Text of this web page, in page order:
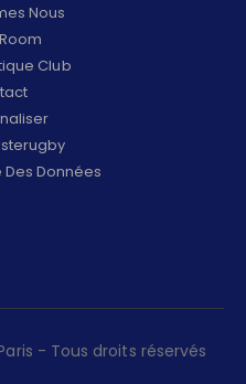
Nous
Club
Données
- Tous droits réservés